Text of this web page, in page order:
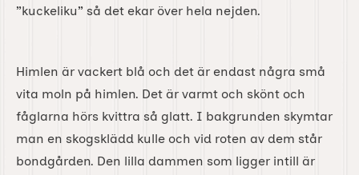
”kuckeliku” så det ekar över hela nejden.
Himlen är vackert blå och det är endast några små
vita moln på himlen. Det är varmt och skönt och
fåglarna hörs kvittra så glatt. I bakgrunden skymtar
man en skogsklädd kulle och vid roten av dem står
bondgården. Den lilla dammen som ligger intill är